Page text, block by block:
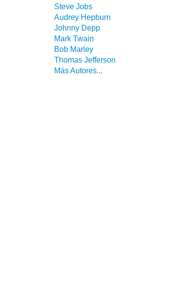
Steve Jobs
Audrey Hepburn
Johnny Depp
Mark Twain
Bob Marley
Thomas Jefferson
Más Autores...